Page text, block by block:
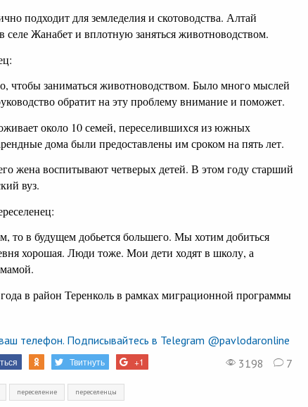
подходит для земледелия и скотоводства. Алтай
селе Жанабет и вплотную заняться животноводством.
чтобы заниматься животноводством. Было много мыслей
обратит на эту проблему внимание и поможет.
около 10 семей, переселившихся из южных
дома были предоставлены им сроком на пять лет.
жена воспитывают четверых детей. В этом году старший
вуз.
то в будущем добьется большего. Мы хотим добиться
хорошая. Люди тоже. Мои дети ходят в школу, а
в район Теренколь в рамках миграционной программы
телефон. Подписывайтесь в Telegram @pavlodaronline
Твитнуть +1 3198 7
переселение переселенцы